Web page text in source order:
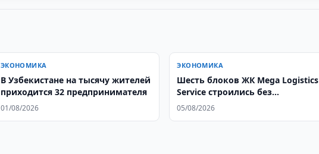
ЭКОНОМИКА
В Узбекистане на тысячу жителей
приходится 32 предпринимателя
01/08/2026
ЭКОНОМИКА
Шесть блоков ЖК Mega Logistics
Service строились без
обязательной регистрации
05/08/2026